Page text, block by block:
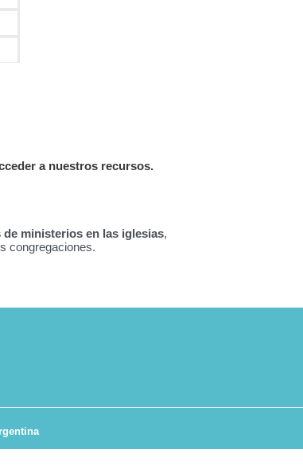
a nuestros recursos.
ministerios en las iglesias,
congregaciones.